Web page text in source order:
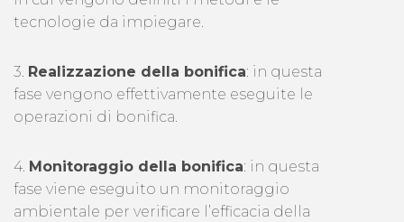
tecnologie da impiegare.
3. Realizzazione della bonifica: in questa
fase vengono effettivamente eseguite le
operazioni di bonifica.
4. Monitoraggio della bonifica: in questa
fase viene eseguito un monitoraggio
ambientale per verificare l’efficacia della